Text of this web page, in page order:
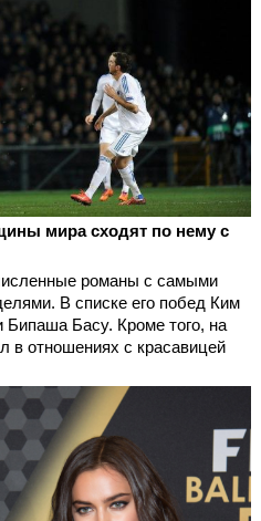
мира сходят по нему с
романы с самыми
В списке его побед Ким
Басу. Кроме того, на
в отношениях с красавицей